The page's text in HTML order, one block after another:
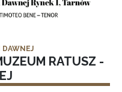
RATUSZ -